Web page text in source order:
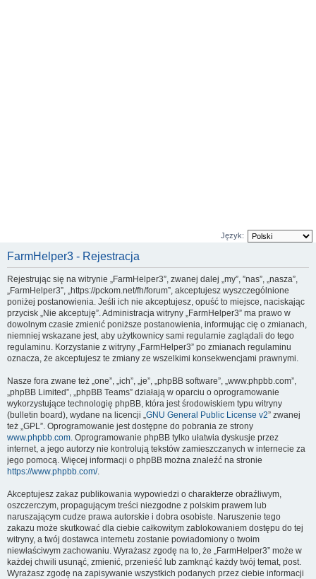
Język:
FarmHelper3 - Rejestracja
Rejestrując się na witrynie „FarmHelper3”, zwanej dalej „my”, ”nas”, „nasza”,
„FarmHelper3”, „https://pckom.net/fh/forum”, akceptujesz wyszczególnione
poniżej postanowienia. Jeśli ich nie akceptujesz, opuść to miejsce, naciskając
przycisk „Nie akceptuję”. Administracja witryny „FarmHelper3” ma prawo w
dowolnym czasie zmienić poniższe postanowienia, informując cię o zmianach,
niemniej wskazane jest, aby użytkownicy sami regularnie zaglądali do tego
regulaminu. Korzystanie z witryny „FarmHelper3” po zmianach regulaminu
oznacza, że akceptujesz te zmiany ze wszelkimi konsekwencjami prawnymi.
Nasze fora zwane też „one”, „ich”, „je”, „phpBB software”, „www.phpbb.com”,
„phpBB Limited”, „phpBB Teams” działają w oparciu o oprogramowanie
wykorzystujące technologię phpBB, która jest środowiskiem typu witryny
(bulletin board), wydane na licencji „GNU General Public License v2” zwanej
też „GPL”. Oprogramowanie jest dostępne do pobrania ze strony
www.phpbb.com. Oprogramowanie phpBB tylko ułatwia dyskusje przez
internet, a jego autorzy nie kontrolują tekstów zamieszczanych w internecie za
jego pomocą. Więcej informacji o phpBB można znaleźć na stronie
https://www.phpbb.com/.
Akceptujesz zakaz publikowania wypowiedzi o charakterze obraźliwym,
oszczerczym, propagującym treści niezgodne z polskim prawem lub
naruszającym cudze prawa autorskie i dobra osobiste. Naruszenie tego
zakazu może skutkować dla ciebie całkowitym zablokowaniem dostępu do tej
witryny, a twój dostawca internetu zostanie powiadomiony o twoim
niewłaściwym zachowaniu. Wyrażasz zgodę na to, że „FarmHelper3” może w
każdej chwili usunąć, zmienić, przenieść lub zamknąć każdy twój temat, post.
Wyrażasz zgodę na zapisywanie wszystkich podanych przez ciebie informacji